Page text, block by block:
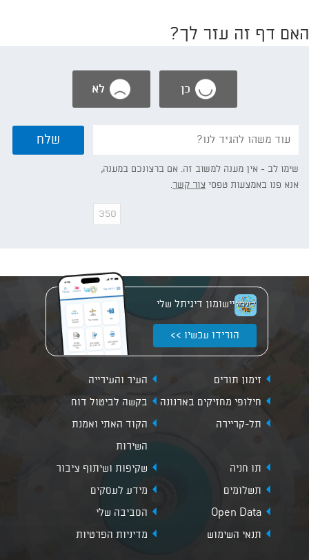
האם דף זה עזר לך?
כן לא
תפרט/י:
שלח
שימו לב - אין מענה למשוב זה. אם ברצונכם במענה,
אנא פנו באמצעות טפסי צור קשר.
יישומון דיגיתל שלי
הורידו עכשיו >>
זימון תורים
העיר והעירייה
חילופי מחזיקים בארנונה
בקשה לביטול דוח
תל-קריירה
הקוד האתי ואמנת
השירות
תו חניה
שקיפות ושיתוף ציבור
תשלומים
מידע לעסקים
Open Data
הסביבה שלי
תנאי השימוש
מדיניות הפרטיות